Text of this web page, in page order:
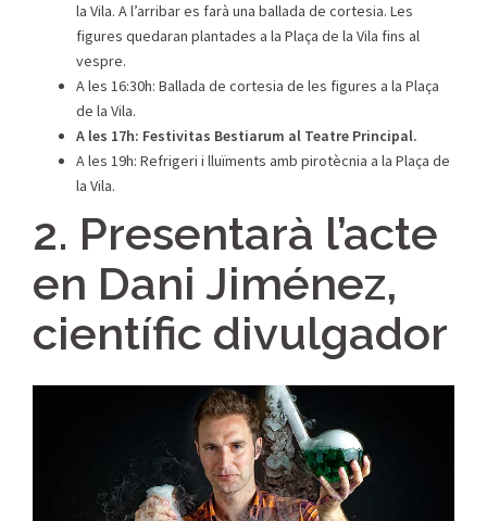
la Vila. A l’arribar es farà una ballada de cortesia. Les
figures quedaran plantades a la Plaça de la Vila fins al
vespre.
A les 16:30h: Ballada de cortesia de les figures a la Plaça
de la Vila.
A les 17h: Festivitas Bestiarum al Teatre Principal.
A les 19h: Refrigeri i lluïments amb pirotècnia a la Plaça de
la Vila.
2. Presentarà l’acte
en Dani Jiménez,
científic divulgador